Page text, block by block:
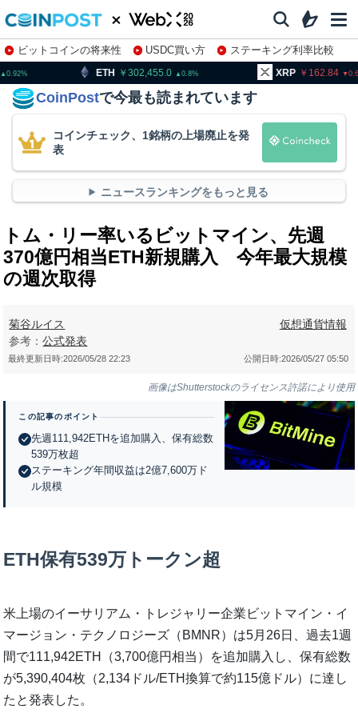
ビットコインの将来性 USDC買い方
ステーキング利率比較
株特集・関連銘柄
302,455.0 XRP 162.84 BNB
CoinPostで今最も読まれています
コインチェック、1銘柄の上場廃止を発
表
ニュースランキングをもっと見る
トム・リー率いるビットマイン、先週
370億円相当ETH新規購入 今年最大規模
の週次取得
菊谷ルイス
参考：公式発表
仮想通貨情報
公開日時:2026/05/27 05:50
最終更新日時:2026/05/28 22:23
画像はShutterstockのライセンス許諾により使用
この記事のポイント
先週111,942ETHを追加購入、保有総数
539万枚超
ステーキング年間収益は2億7,600万ド
ル規模
ETH保有539万トークン超
米上場のイーサリアム・トレジャリー企業ビットマイン・イ
マージョン・テクノロジーズ（BMNR）は5月26日、過去1週
間で111,942ETH（3,700億円相当）を追加購入し、保有総数
が5,390,404枚（2,134ドル/ETH換算で約115億ドル）に達し
たと発表した。